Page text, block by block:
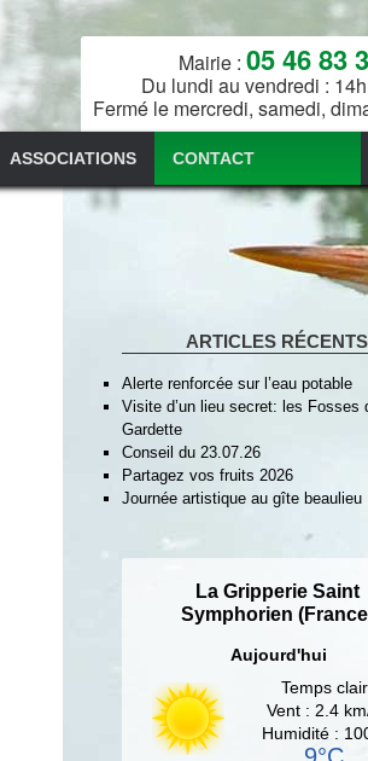
Mairie : 05 46 83
Du lundi au vendredi :
Fermé le mercredi, samedi,
ASSOCIATIONS CONTACT
ARTICLES RÉCENTS
Alerte renforcée sur l’eau potable
Visite d’un lieu secret: les Fosses
Gardette
Conseil du 23.07.26
Partagez vos fruits 2026
Journée artistique au gîte beaulieu
La Gripperie Saint
Symphorien
Aujourd'hui
Temps clair
Vent : 2.4
Humidité :